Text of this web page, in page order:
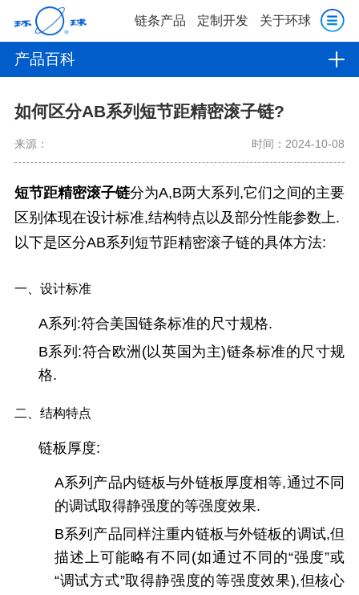
链条产品 定制开发 关于环球
产品百科
如何区分AB系列短节距精密滚子链?
来源： 时间：2024-10-08
短节距精密滚子链分为A,B两大系列,它们之间的主要
区别体现在设计标准,结构特点以及部分性能参数上.
以下是区分AB系列短节距精密滚子链的具体方法:
一、设计标准
A系列:符合美国链条标准的尺寸规格.
B系列:符合欧洲(以英国为主)链条标准的尺寸规
格.
二、结构特点
链板厚度:
A系列产品内链板与外链板厚度相等,通过不同
的调试取得静强度的等强度效果.
B系列产品同样注重内链板与外链板的调试,但
描述上可能略有不同(如通过不同的“强度”或
“调试方式”取得静强度的等强度效果),但核心